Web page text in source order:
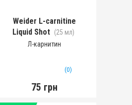
Weider L-carnitine
Liquid Shot (25 мл)
Л-карнитин
(0)
75 грн